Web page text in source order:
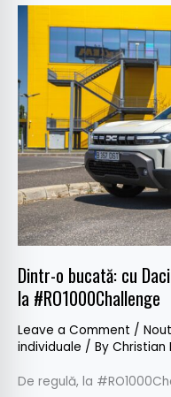
Dintr-o bucată: cu
la #RO1000Challenge
Leave a Comment /
individuale / By Christian
De regulă, la
bucată:
cu
Dacia
Duster
Hybrid-
G150
4×4
GPL
la